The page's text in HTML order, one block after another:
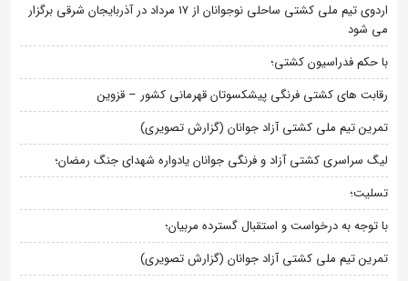
اردوی تیم ملی کشتی ساحلی نوجوانان از 17 مرداد در آذربایجان شرقی برگزار
می شود
با حکم فدراسیون کشتی؛
رقابت های کشتی فرنگی پیشکسوتان قهرمانی کشور – قزوین
تمرین تیم ملی کشتی آزاد جوانان (گزارش تصویری)
لیگ سراسری کشتی آزاد و فرنگی جوانان یادواره شهدای جنگ رمضان؛
تسلیت؛
با توجه به درخواست و استقبال گسترده مربیان؛
تمرین تیم ملی کشتی آزاد جوانان (گزارش تصویری)